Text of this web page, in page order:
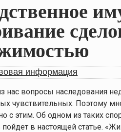
информация
нас вопросы наследования
чувствительных. Поэтому
с этим. Об одном из таких
пойдет в настоящей статье.